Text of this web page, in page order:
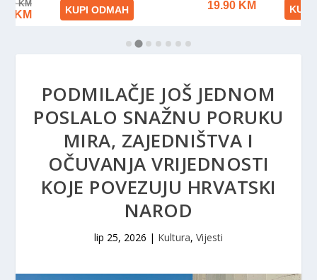
PODMILAČJE JOŠ JEDNOM
POSLALO SNAŽNU PORUKU
MIRA, ZAJEDNIŠTVA I
OČUVANJA VRIJEDNOSTI
KOJE POVEZUJU HRVATSKI
NAROD
lip 25, 2026 | Kultura, Vijesti